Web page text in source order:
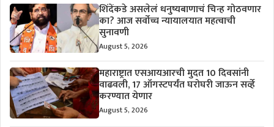
शिंदेंकडे असलेलं धनुष्यबाणाचं चिन्ह गोठवणार
का? आज सर्वोच्च न्यायालयात महत्वाची
सुनावणी
August 5, 2026
महाराष्ट्रात एसआयआरची मुदत 10 दिवसांनी
वाढवली, 17 ऑगस्टपर्यंत घरोघरी जाऊन सर्व्हे
करण्यात येणार
August 5, 2026